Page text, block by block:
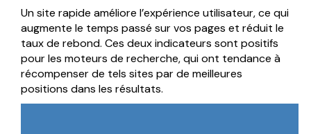
Un site rapide améliore l’expérience utilisateur, ce qui
augmente le temps passé sur vos pages et réduit le
taux de rebond. Ces deux indicateurs sont positifs
pour les moteurs de recherche, qui ont tendance à
récompenser de tels sites par de meilleures
positions dans les résultats.